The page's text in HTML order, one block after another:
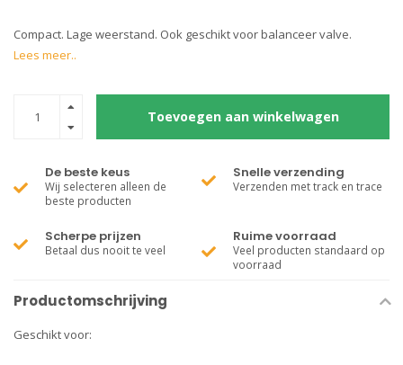
Compact. Lage weerstand. Ook geschikt voor balanceer valve.
Lees meer..
Toevoegen aan winkelwagen
De beste keus
Wij selecteren alleen de
beste producten
Snelle verzending
Verzenden met track en trace
Scherpe prijzen
Betaal dus nooit te veel
Ruime voorraad
Veel producten standaard op
voorraad
Productomschrijving
Geschikt voor: